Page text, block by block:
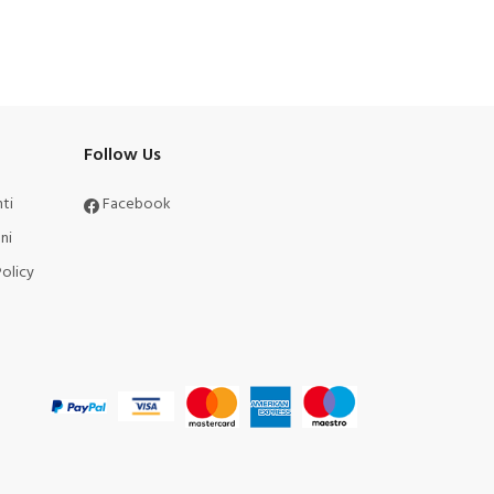
Follow Us
Facebook